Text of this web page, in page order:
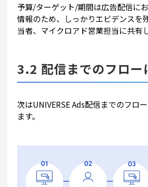
予算/ターゲット/期間は広告配信に
情報のため、しっかりエビデンスを
当者、マイクロアド営業担当に共有
3.2 配信までのフロー
次はUNIVERSE Ads配信までのフロ
ます。